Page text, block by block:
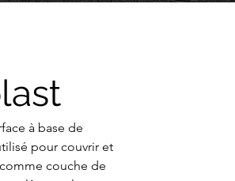
à base de
pour couvrir et
couche de